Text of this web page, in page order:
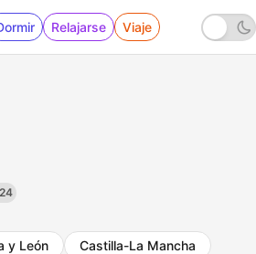
Relajarse Viaje
y León
Castilla-La Mancha